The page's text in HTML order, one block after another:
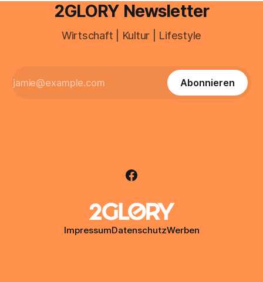
2GLORY Newsletter
Wirtschaft | Kultur | Lifestyle
Abonnieren
ImpressumDatenschutzWerben